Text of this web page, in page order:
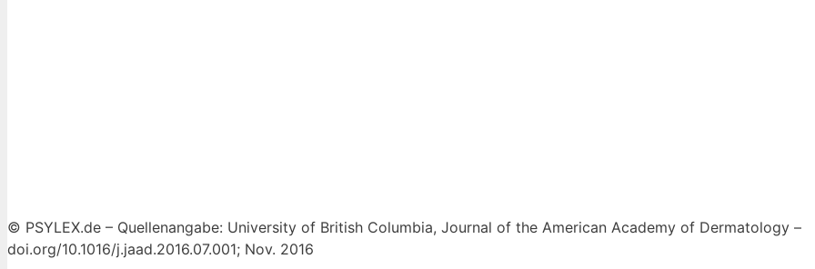
© PSYLEX.de – Quellenangabe: University of British Columbia, Journal of the American Academy of Dermatology –
doi.org/10.1016/j.jaad.2016.07.001; Nov. 2016